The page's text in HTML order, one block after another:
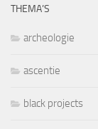
THEMA’S
archeologie
ascentie
black projects